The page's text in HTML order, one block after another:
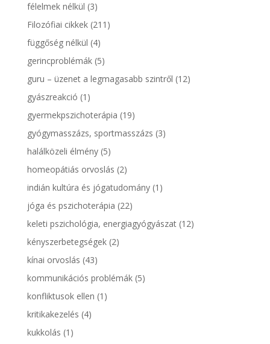
félelmek nélkül (3)
Filozófiai cikkek(211)
függőség nélkül (4)
gerincproblémák(5)
guru – üzenet a legmagasabb szintről (12)
gyászreakció (1)
gyermekpszichoterápia (19)
gyógymasszázs, sportmasszázs (3)
halálközeli élmény(5)
homeopátiás orvoslás (2)
indián kultúra és jógatudomány(1)
jóga és pszichoterápia (22)
keleti pszichológia, energiagyógyászat(12)
kényszerbetegségek(2)
kínai orvoslás (43)
kommunikációs problémák(5)
konfliktusok ellen (1)
kritikakezelés (4)
kukkolás (1)